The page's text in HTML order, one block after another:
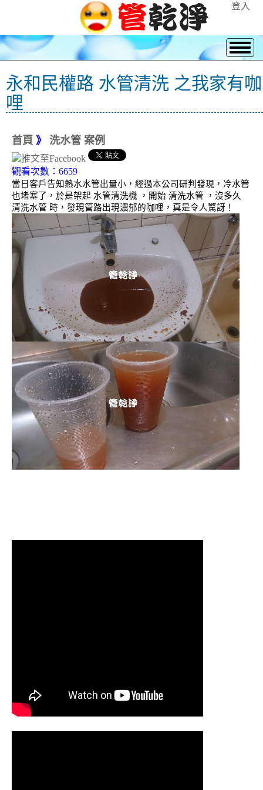
登入
永和民權路 水管清洗 之我家有咖
哩
首頁 》 洗水管 案例
觀看次數：6659
當日客戶告知熱水水管出量小，經過本公司研判發現，冷水管
也堵塞了，於是架起 水管清洗機 ，開始 清洗水管 ，沒多久
清洗水管 時，發現管路出現濃郁的咖哩，真是令人驚訝！